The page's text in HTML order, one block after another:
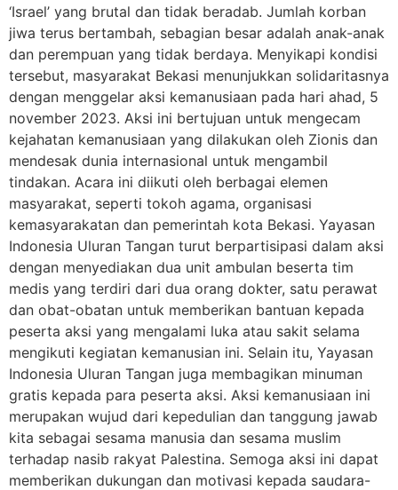
‘Israel’ yang brutal dan tidak beradab. Jumlah korban
jiwa terus bertambah, sebagian besar adalah anak-anak
dan perempuan yang tidak berdaya. Menyikapi kondisi
tersebut, masyarakat Bekasi menunjukkan solidaritasnya
dengan menggelar aksi kemanusiaan pada hari ahad, 5
november 2023. Aksi ini bertujuan untuk mengecam
kejahatan kemanusiaan yang dilakukan oleh Zionis dan
mendesak dunia internasional untuk mengambil
tindakan. Acara ini diikuti oleh berbagai elemen
masyarakat, seperti tokoh agama, organisasi
kemasyarakatan dan pemerintah kota Bekasi. Yayasan
Indonesia Uluran Tangan turut berpartisipasi dalam aksi
dengan menyediakan dua unit ambulan beserta tim
medis yang terdiri dari dua orang dokter, satu perawat
dan obat-obatan untuk memberikan bantuan kepada
peserta aksi yang mengalami luka atau sakit selama
mengikuti kegiatan kemanusian ini. Selain itu, Yayasan
Indonesia Uluran Tangan juga membagikan minuman
gratis kepada para peserta aksi. Aksi kemanusiaan ini
merupakan wujud dari kepedulian dan tanggung jawab
kita sebagai sesama manusia dan sesama muslim
terhadap nasib rakyat Palestina. Semoga aksi ini dapat
memberikan dukungan dan motivasi kepada saudara-